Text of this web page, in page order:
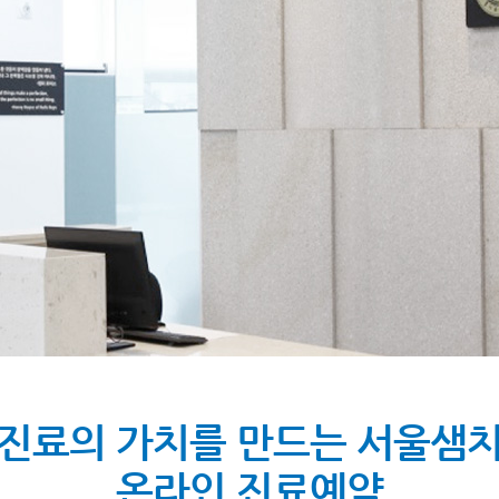
료의 가치를 만드는 서울샘
온라인 진료예약